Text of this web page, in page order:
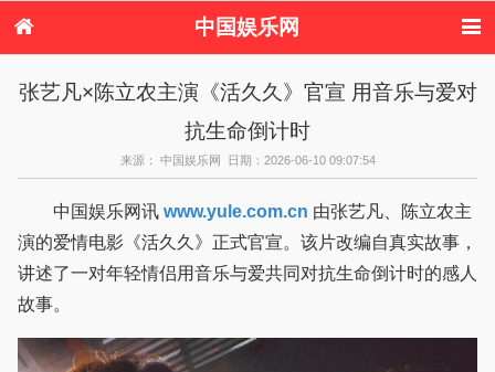
中国娱乐网
电视剧
演唱会 综艺节目
偶像活动
张艺凡×陈立农主演《活久久》官宣 用音乐与爱对
抗生命倒计时
来源： 中国娱乐网 日期：2026-06-10 09:07:54
中国娱乐网讯 www.yule.com.cn
演的爱情电影《活久久》正式官宣。该片改编自真实故事，
讲述了一对年轻情侣用音乐与爱共同对抗生命倒计时的感人
故事。